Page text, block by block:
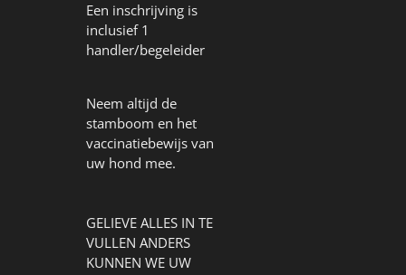
Een inschrijving is
inclusief 1
handler/begeleider
Neem altijd de
stamboom en het
vaccinatiebewijs van
uw hond mee.
GELIEVE ALLES IN TE
VULLEN ANDERS
KUNNEN WE UW